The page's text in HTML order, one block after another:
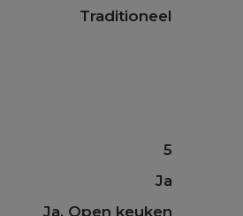
Traditioneel
5
Ja
Ja, Open keuken